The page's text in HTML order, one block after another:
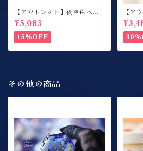
【アウトレット】夜空色ヘア
クリップ / 左側用
¥5,083
15%OFF
【ア
事 / 絵馬シェイカー / キーホ
ルダ
その他の商品